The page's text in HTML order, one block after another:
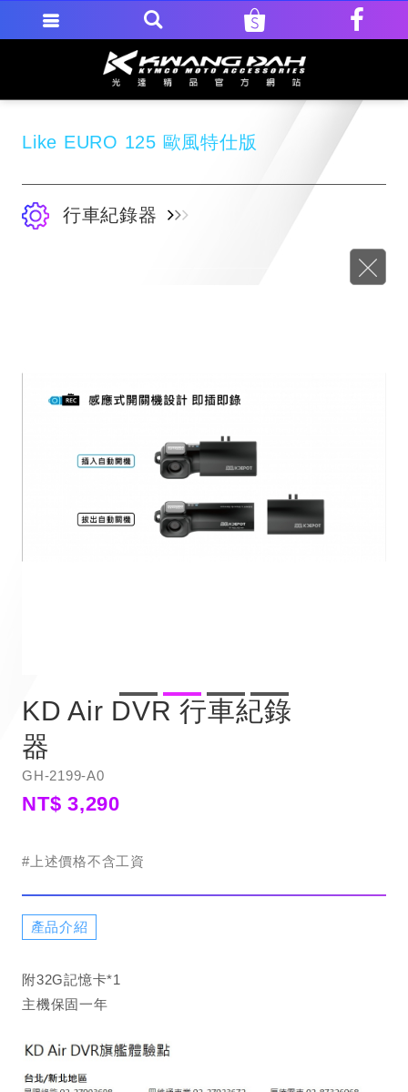
Like EURO 125 歐風特仕版
行車紀錄器
KD Air DVR 行車紀錄
器
GH-2199-A0
NT$ 3,290
#上述價格不含工資
產品介紹
附32G記憶卡*1
主機保固一年